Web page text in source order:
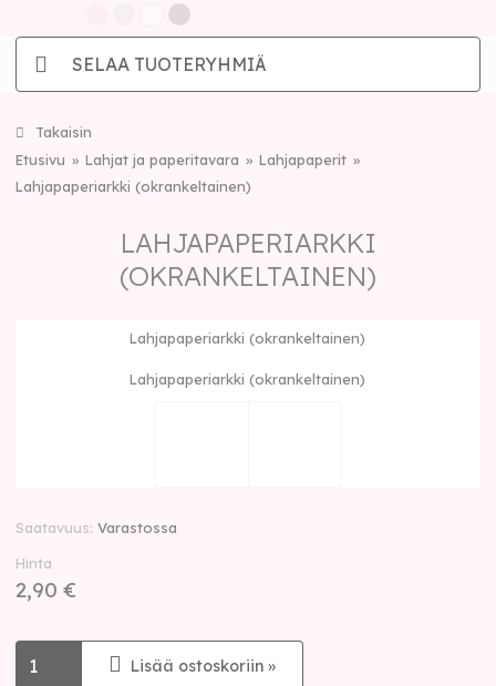
SELAA TUOTERYHMIÄ
Takaisin
Etusivu
Lahjat ja paperitavara
Lahjapaperit
Lahjapaperiarkki (okrankeltainen)
LAHJAPAPERIARKKI
(OKRANKELTAINEN)
Lahjapaperiarkki (okrankeltainen)
Lahjapaperiarkki (okrankeltainen)
Saatavuus Varastossa
Hinta
2,90 €
Lisää ostoskoriin »